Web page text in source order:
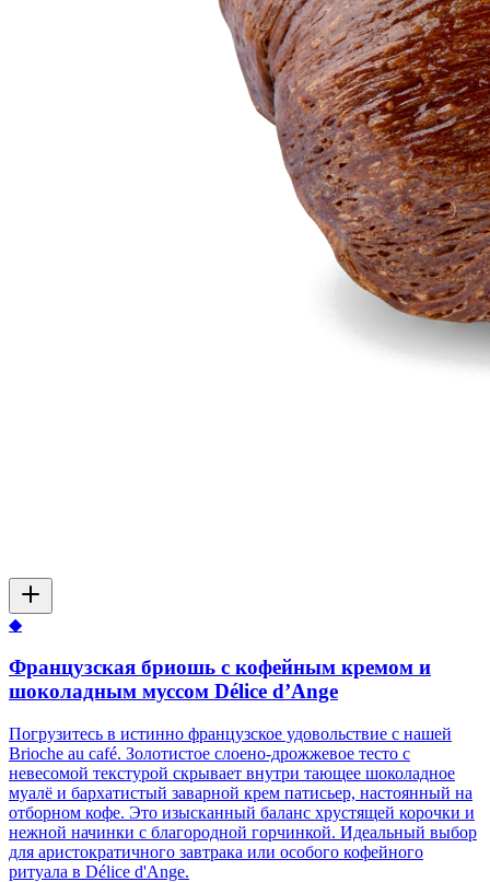
◆
Французская бриошь с кофейным кремом и
шоколадным муссом Délice d’Ange
Погрузитесь в истинно французское удовольствие с нашей
Brioche au café. Золотистое слоено-дрожжевое тесто с
невесомой текстурой скрывает внутри тающее шоколадное
муалё и бархатистый заварной крем патисьер, настоянный на
отборном кофе. Это изысканный баланс хрустящей корочки и
нежной начинки с благородной горчинкой. Идеальный выбор
для аристократичного завтрака или особого кофейного
ритуала в Délice d'Ange.